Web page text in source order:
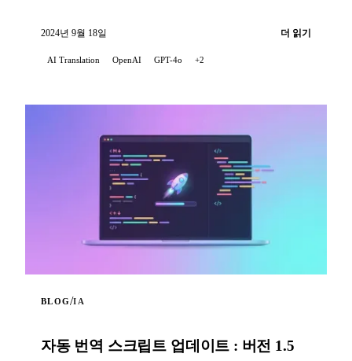
2024년 9월 18일 더 읽기
AI Translation OpenAI GPT-4o +2
BLOG/IA
자동 번역 스크립트 업데이트 : 버전 1.5